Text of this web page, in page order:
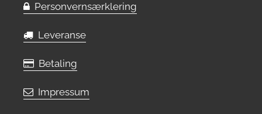
Personvernsærklering
Leveranse
Betaling
Impressum